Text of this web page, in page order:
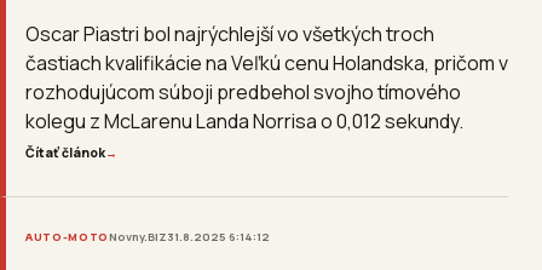
Oscar Piastri bol najrýchlejší vo všetkých troch
častiach kvalifikácie na Veľkú cenu Holandska, pričom v
rozhodujúcom súboji predbehol svojho tímového
kolegu z McLarenu Landa Norrisa o 0,012 sekundy.
Čítať článok→
AUTO-MOTONovny.BIZ31.8.2025 6:14:12